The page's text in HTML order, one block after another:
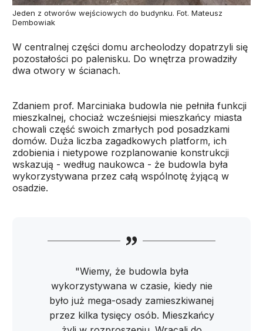
Jeden z otworów wejściowych do budynku. Fot. Mateusz
Dembowiak
W centralnej części domu archeolodzy dopatrzyli się
pozostałości po palenisku. Do wnętrza prowadziły
dwa otwory w ścianach.
Zdaniem prof. Marciniaka budowla nie pełniła funkcji
mieszkalnej, chociaż wcześniejsi mieszkańcy miasta
chowali część swoich zmarłych pod posadzkami
domów. Duża liczba zagadkowych platform, ich
zdobienia i nietypowe rozplanowanie konstrukcji
wskazują - według naukowca - że budowla była
wykorzystywana przez całą wspólnotę żyjącą w
osadzie.
"Wiemy, że budowla była
wykorzystywana w czasie, kiedy nie
było już mega-osady zamieszkiwanej
przez kilka tysięcy osób. Mieszkańcy